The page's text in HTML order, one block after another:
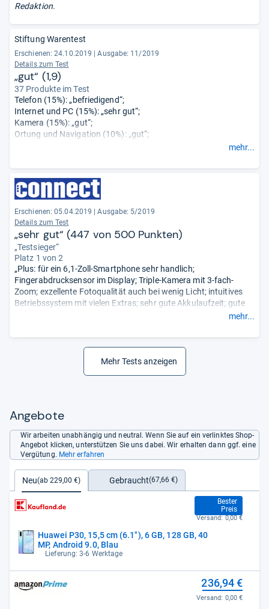
Redaktion.
Stiftung Warentest
Erschienen: 24.10.2019 | Ausgabe: 11/2019
Details zum Test
„gut“ (1,9)
37 Produkte im Test
Telefon (15%): „befriedigend“;
Internet und PC (15%): „sehr gut“;
Kamera (15%): „gut“;
Ortung und Navigation (10%): „gut“;
Stabilität (5%): „sehr gut“;
Akku (15%): „gut“.
mehr...
Erschienen: 05.04.2019 | Ausgabe: 5/2019
Details zum Test
„sehr gut“ (447 von 500 Punkten)
„Testsieger“
Platz 1 von 2
„Plus: für ein 6,1-Zoll-Smartphone sehr handlich;
Fingerabdrucksensor im Display; Triple-Kamera mit 3-fach-
Zoom; exzellente Fotoqualität auch bei wenig Licht; intuitives
Betriebssystem mit vielen Extras; sehr gute Akkulaufzeit; gute
Funkeigenschaften und Akustik; Display-Schutzfolie aufgeklebt;
Minus: nicht wasserfest; Kamera-Einheit steht knapp zwei
Millimeter heraus; kein drahtloses Aufladen.“
mehr...
Mehr Tests anzeigen
Angebote
Wir arbeiten unabhängig und neutral. Wenn Sie auf ein verlinktes Shop-
Angebot klicken, unterstützen Sie uns dabei. Wir erhalten dann ggf. eine
Vergütung. Mehr erfahren
Neu(ab 229,00 €) Gebraucht(67,66 €)
Huawei P30, 15,5 cm (6.1"), 6 GB, 128 GB, 40
MP, Android 9.0, Blau
Lieferung: 3-6 Werktage
Bester
Preis
229,00 €
Versand: 0,00 €
236,94 €
Versand: 0,00 €